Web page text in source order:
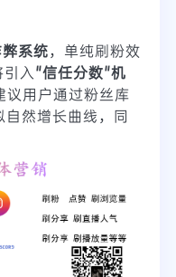
系统，单纯刷粉效
入 "信任分数"机
议用户通过粉丝库
自然增长曲线，同